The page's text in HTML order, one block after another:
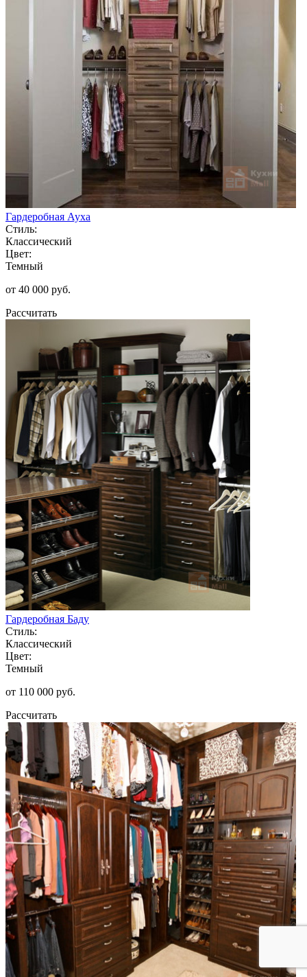
Гардеробная Ауха
Стиль:
Классический
Цвет:
Темный
от 40 000 руб.
Рассчитать
Гардеробная Баду
Стиль:
Классический
Цвет:
Темный
от 110 000 руб.
Рассчитать